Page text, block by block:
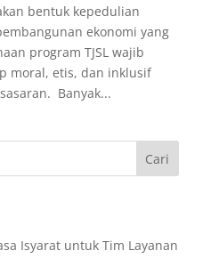
bentuk kepedulian
ekonomi yang
program TJSL wajib
moral, etis, dan inklusif
Banyak...
Cari
Isyarat untuk Tim Layanan